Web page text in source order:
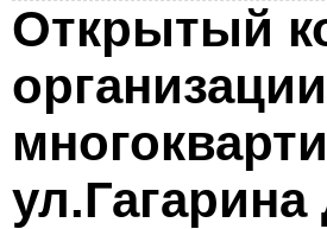
Открытый
ул.Гагарина